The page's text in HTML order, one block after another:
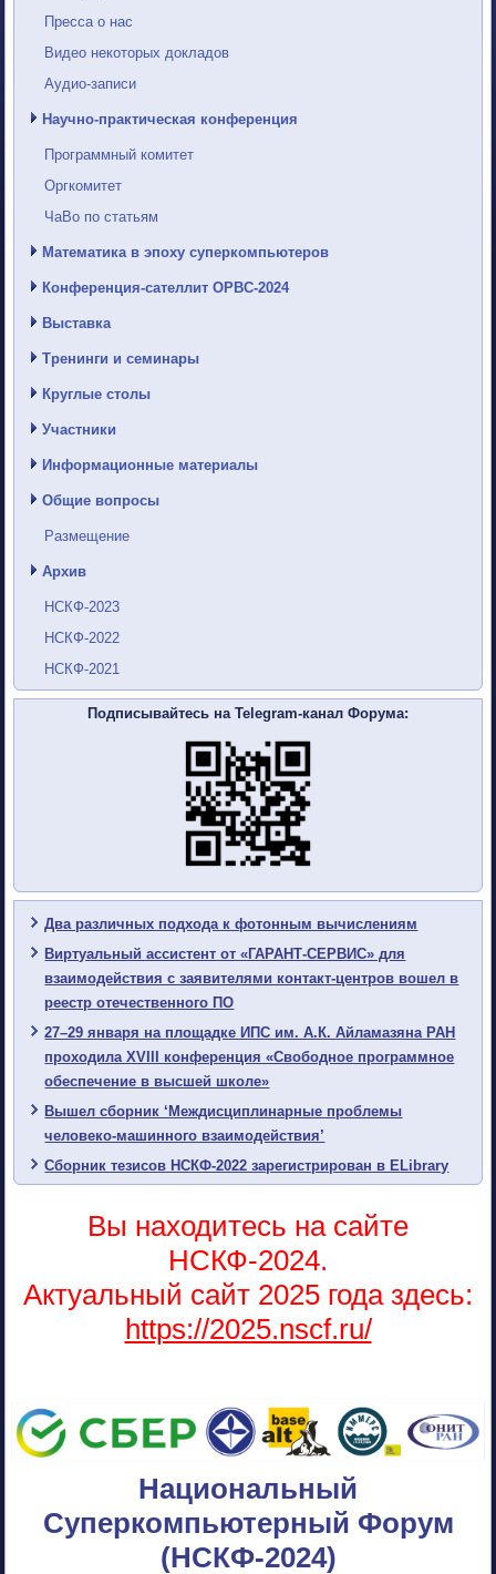
Пресса о нас
Видео некоторых докладов
Аудио-записи
Научно-практическая конференция
Программный комитет
Оргкомитет
ЧаВо по статьям
Математика в эпоху суперкомпьютеров
Конференция-сателлит ОРВС-2024
Выставка
Тренинги и семинары
Круглые столы
Участники
Информационные материалы
Общие вопросы
Размещение
Архив
НСКФ-2023
НСКФ-2022
НСКФ-2021
Подписывайтесь на Telegram-канал Форума:
Два различных подхода к фотонным вычислениям
Виртуальный ассистент от «ГАРАНТ-СЕРВИС» для
взаимодействия с заявителями контакт-центров вошел в
реестр отечественного ПО
27–29 января на площадке ИПС им. А.К. Айламазяна РАН
проходила XVIII конференция «Свободное программное
обеспечение в высшей школе»
Вышел сборник ‘Междисциплинарные проблемы
человеко-машинного взаимодействия’
Сборник тезисов НСКФ-2022 зарегистрирован в ELibrary
Вы находитесь на сайте
НСКФ-2024.
Актуальный сайт 2025 года здесь:
https://2025.nscf.ru/
Национальный
Суперкомпьютерный Форум
(НСКФ-2024)